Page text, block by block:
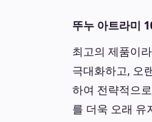
뚜누 아트라미
최고의 제품이
극대화하고, 오
하여 전략적으
를 더욱 오래 유